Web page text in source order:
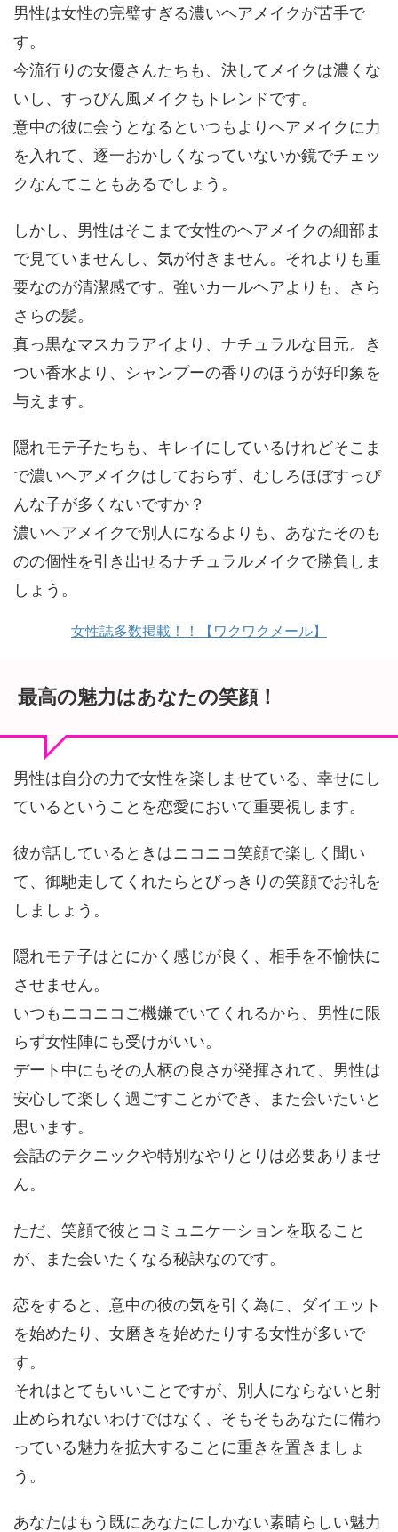
男性は女性の完璧すぎる濃いヘアメイクが苦手で
す。
今流行りの女優さんたちも、決してメイクは濃くな
いし、すっぴん風メイクもトレンドです。
意中の彼に会うとなるといつもよりヘアメイクに力
を入れて、逐一おかしくなっていないか鏡でチェッ
クなんてこともあるでしょう。
しかし、男性はそこまで女性のヘアメイクの細部ま
で見ていませんし、気が付きません。それよりも重
要なのが清潔感です。強いカールヘアよりも、さら
さらの髪。
真っ黒なマスカラアイより、ナチュラルな目元。き
つい香水より、シャンプーの香りのほうが好印象を
与えます。
隠れモテ子たちも、キレイにしているけれどそこま
で濃いヘアメイクはしておらず、むしろほぼすっぴ
んな子が多くないですか？
濃いヘアメイクで別人になるよりも、あなたそのも
のの個性を引き出せるナチュラルメイクで勝負しま
しょう。
女性誌多数掲載！！【ワクワクメール】
最高の魅力はあなたの笑顔！
男性は自分の力で女性を楽しませている、幸せにし
ているということを恋愛において重要視します。
彼が話しているときはニコニコ笑顔で楽しく聞い
て、御馳走してくれたらとびっきりの笑顔でお礼を
しましょう。
隠れモテ子はとにかく感じが良く、相手を不愉快に
させません。
いつもニコニコご機嫌でいてくれるから、男性に限
らず女性陣にも受けがいい。
デート中にもその人柄の良さが発揮されて、男性は
安心して楽しく過ごすことができ、また会いたいと
思います。
会話のテクニックや特別なやりとりは必要ありませ
ん。
ただ、笑顔で彼とコミュニケーションを取ること
が、また会いたくなる秘訣なのです。
恋をすると、意中の彼の気を引く為に、ダイエット
を始めたり、女磨きを始めたりする女性が多いで
す。
それはとてもいいことですが、別人にならないと射
止められないわけではなく、そもそもあなたに備わ
っている魅力を拡大することに重きを置きましょ
う。
あなたはもう既にあなたにしかない素晴らしい魅力